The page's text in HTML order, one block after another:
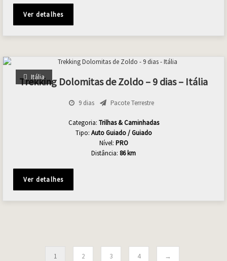
Ver detalhes
Itália
Trekking Dolomitas de Zoldo – 9 dias – Itália
9 dias Pacote Terrestre
Categoria: Trilhas & Caminhadas
Tipo: Auto Guiado / Guiado
Nível: PRO
Distância: 86 km
Ver detalhes
1 2 3 4 →